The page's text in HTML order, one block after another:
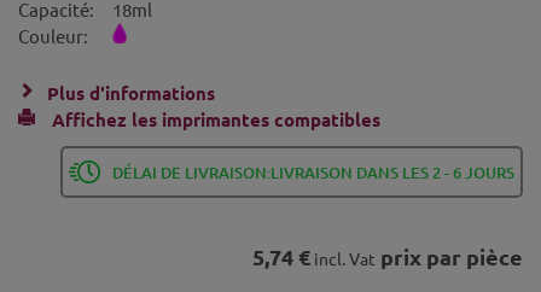
Capacité:
18ml
Couleur:
Plus d'informations
Affichez les imprimantes compatibles
DÉLAI DE LIVRAISON:LIVRAISON DANS LES 2 - 6 JOURS
5,74 € incl. Vat prix par pièce